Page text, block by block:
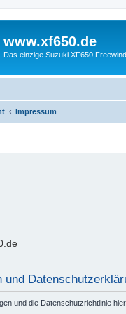
www.xf650.de
Das einzige Suzuki XF650
Impressum
und
und die Datenschutzrichtlinie